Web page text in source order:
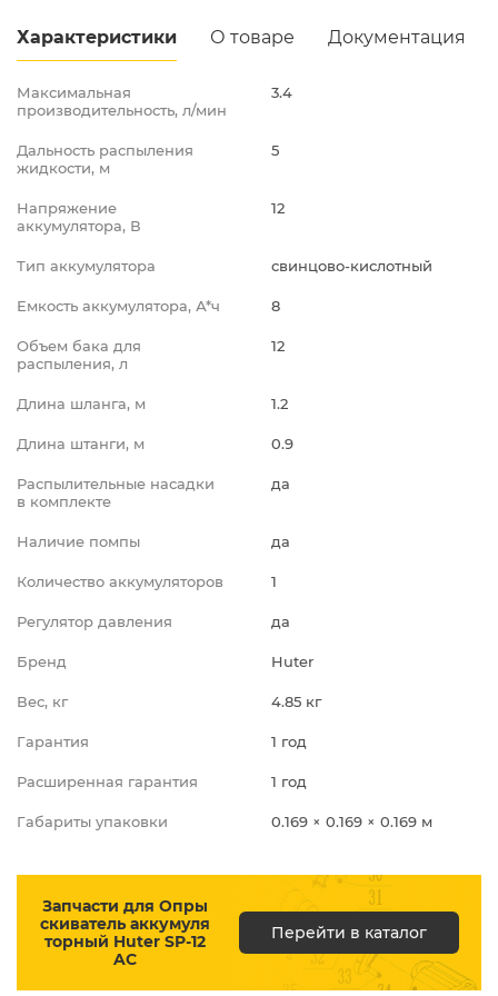
Характеристики О товаре Документация
Максимальная
производительность, л/мин
3.4
Дальность распыления
жидкости, м
5
Напряжение
аккумулятора, В
12
Тип аккумулятора свинцово-кислотный
Емкость аккумулятора, А*ч 8
Объем бака для
распыления, л
12
Длина шланга, м 1.2
Длина штанги, м 0.9
Распылительные насадки
в комплекте
да
Наличие помпы да
Количество аккумуляторов 1
Регулятор давления да
Бренд Huter
Вес, кг 4.85 кг
Гарантия 1 год
Расширенная гарантия 1 год
Габариты упаковки 0.169 × 0.169 × 0.169 м
Запчасти для Опры
скиватель аккумуля
торный Huter SP-12
AC
Перейти в каталог